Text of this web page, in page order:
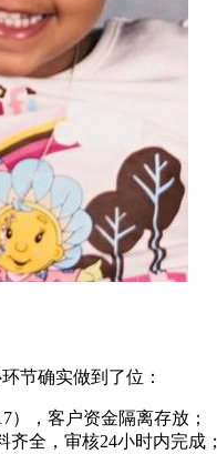
节确实做到了位：
），客户资金隔离存放；
齐全，审核24小时内完成；